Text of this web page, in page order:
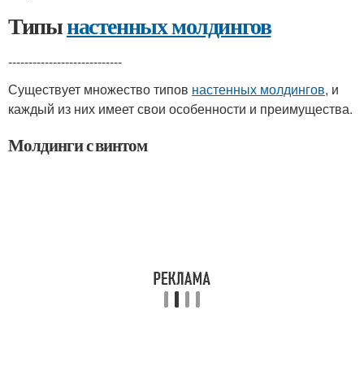
Типынастенных молдингов
----------------------------
Существует множество типов настенных молдингов, и
каждый из них имеет свои особенности и преимущества.
Молдинги с винтом